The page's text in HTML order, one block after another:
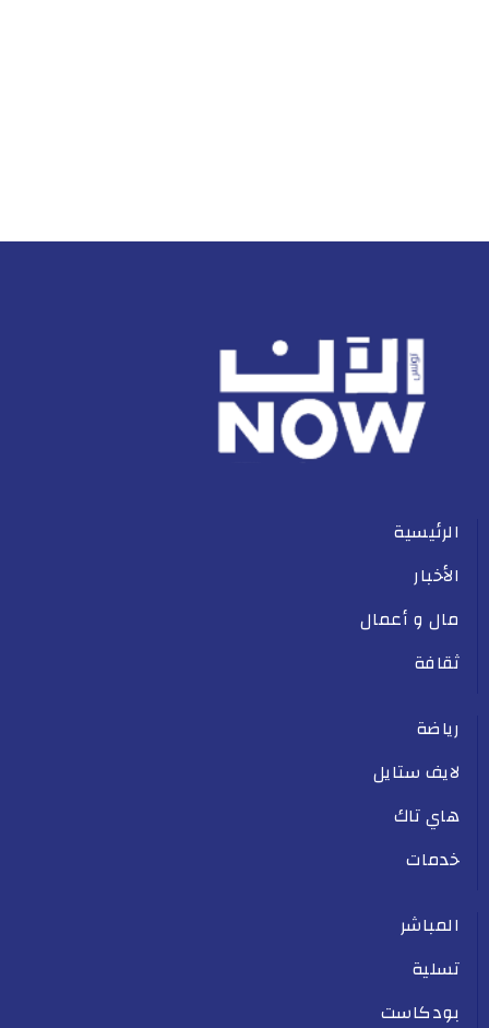
الرئيسية
الأخبار
مال و أعمال
ثقافة
رياضة
لايف ستايل
هاي تاك
خدمات
المباشر
تسلية
بودكاست